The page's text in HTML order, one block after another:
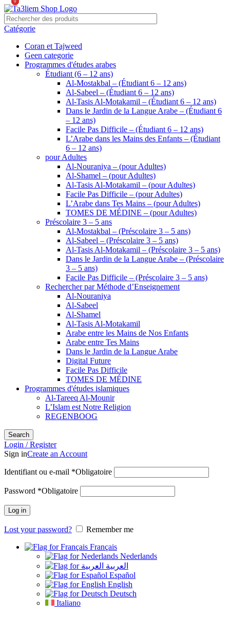
Catégorie
Coran et Tajweed
Geen categorie
Programmes d'études arabes
Étudiant (6 – 12 ans)
Al-Mostakbal – (Étudiant 6 – 12 ans)
Al-Sabeel – (Étudiant 6 – 12 ans)
Al-Tasis Al-Motakamil – (Étudiant 6 – 12 ans)
Dans le Jardin de la Langue Arabe – (Étudiant 6
– 12 ans)
Facile Pas Difficile – (Étudiant 6 – 12 ans)
L’Arabe dans les Mains des Enfants – (Étudiant
6 – 12 ans)
pour Adultes
Al-Nouraniya – (pour Adultes)
Al-Shamel – (pour Adultes)
Al-Tasis Al-Motakamil – (pour Adultes)
Facile Pas Difficile – (pour Adultes)
L’Arabe dans Tes Mains – (pour Adultes)
TOMES DE MÉDINE – (pour Adultes)
Préscolaire 3 – 5 ans
Al-Mostakbal – (Préscolaire 3 – 5 ans)
Al-Sabeel – (Préscolaire 3 – 5 ans)
Al-Tasis Al-Motakamil – (Préscolaire 3 – 5 ans)
Dans le Jardin de la Langue Arabe – (Préscolaire
3 – 5 ans)
Facile Pas Difficile – (Préscolaire 3 – 5 ans)
Rechercher par Méthode d’Enseignement
Al-Nouraniya
Al-Sabeel
Al-Shamel
Al-Tasis Al-Motakamil
Arabe entre les Mains de Nos Enfants
Arabe entre Tes Mains
Dans le Jardin de la Langue Arabe
Digital Future
Facile Pas Difficile
TOMES DE MÉDINE
Programmes d'études islamiques
Al-Tareeq Al-Mounir
L’Islam est Notre Religion
REGENBOOG
Search
Login / Register
Sign inCreate an Account
Identifiant ou e-mail *Obligatoire
Password *Obligatoire
Log in
Lost your password?
Remember me
Français
Nederlands
العربية
Español
English
Deutsch
Italiano
0
0